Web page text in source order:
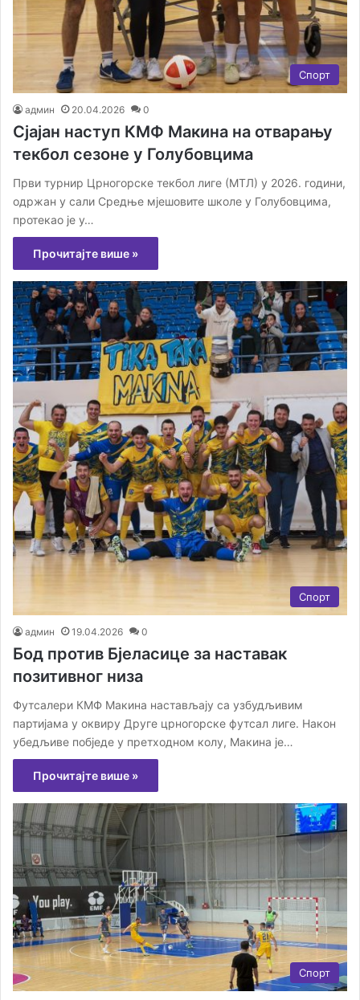
Спорт
админ 20.04.2026 0
Сјајан наступ КМФ Макина на отварању
текбол сезоне у Голубовцима
Први турнир Црногорске текбол лиге (МТЛ) у 2026. години,
одржан у сали Средње мјешовите школе у Голубовцима,
протекао је у…
Прочитајте више »
Спорт
админ 19.04.2026 0
Бод против Бјеласице за наставак
позитивног низа
Футсалери КМФ Макина настављају са узбудљивим
партијама у оквиру Друге црногорске футсал лиге. Након
убедљиве побједе у претходном колу, Макина је…
Прочитајте више »
Спорт